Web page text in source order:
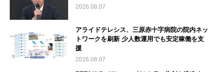
2026.08.07
アライドテレシス、三原赤十字病院の院内ネッ
トワークを刷新 少人数運用でも安定稼働を支
援
2026.08.07